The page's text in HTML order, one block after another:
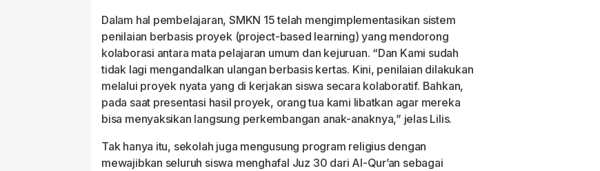
Dalam hal pembelajaran, SMKN 15 telah mengimplementasikan sistem
penilaian berbasis proyek (project-based learning) yang mendorong
kolaborasi antara mata pelajaran umum dan kejuruan. “Dan Kami sudah
tidak lagi mengandalkan ulangan berbasis kertas. Kini, penilaian dilakukan
melalui proyek nyata yang di kerjakan siswa secara kolaboratif. Bahkan,
pada saat presentasi hasil proyek, orang tua kami libatkan agar mereka
bisa menyaksikan langsung perkembangan anak-anaknya,” jelas Lilis.
Tak hanya itu, sekolah juga mengusung program religius dengan
mewajibkan seluruh siswa menghafal Juz 30 dari Al-Qur’an sebagai